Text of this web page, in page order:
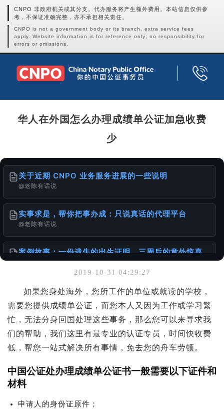
CNPO 非政府机关或其分支。代办服务将产生额外费用。本站信息仅供参
考，不保证准确完整，亦不承担相关责任。
CNPO is not a government body or its branch. extra service fees
apply. Website information is for reference only; no responsibility for
errors or omissions.
华人在外国怎么办理成绩单公证加急收费
少
关于近期 CNPO 业务服务进展的一些说明
@老陈有话说
实事求是，帮你把事办成：只说真话的代理平台
@老陈有话说
案例故事：一份遗失的出生证明，三周后的意外惊喜
@老陈有话说
港台身份办理国内的无犯罪公证书
@样本库
服务使用说明书
@老陈有话说
1949年以前出生老人相关文件办理的挑战与建议
2019-10-31 04:29:27
如果您身处海外，您所工作的单位或就读的学校，
需要您提供成绩单公证，而您本人又因为工作或学习繁
忙，无法分身回国处理这些事务，那么您可以来寻求我
们的帮助，我们这里有最专业的认证专员，时间快收费
低，帮您一站式解决所有事情，免去您的舟车劳顿。
中国公证处办理成绩单公证书一般需要以下证件和
材料
申请人的身份证原件；